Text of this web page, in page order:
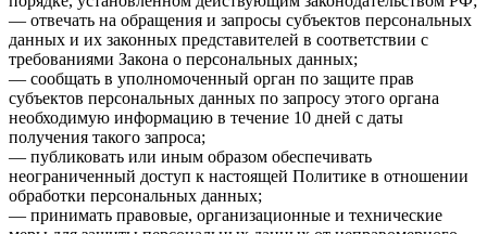
— отвечать на обращения и запросы субъектов персональных
данных и их законных представителей в соответствии с
требованиями Закона о персональных данных;
— сообщать в уполномоченный орган по защите прав
субъектов персональных данных по запросу этого органа
необходимую информацию в течение 10 дней с даты
получения такого запроса;
— публиковать или иным образом обеспечивать
неограниченный доступ к настоящей Политике в отношении
обработки персональных данных;
— принимать правовые, организационные и технические